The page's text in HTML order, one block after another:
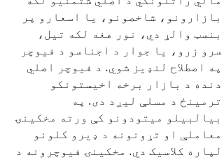
بازارونو، شاخصونو، یا اسعارو پر
بنسټ والړ دي، نور هغه لکه تیل،
سرو زرو، یا جوار د اجناسو د فیوچر
په اصطلاح لنډیز شوي. د فیوچر اصلي
دنده د بازار برخه اخیستونکو
ترمینځ د مسلې لیږد دی. په
بیالبیلو میتودونو کې ورته مخکینۍ
معاملې او تړونونه د ډیرو کلونو
لپاره کلاسیک دي. مخکینۍ فیوچرونه د